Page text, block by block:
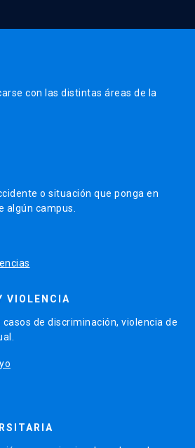
con las distintas áreas de la
o situación que ponga en
algún campus.
VIOLENCIA
de discriminación, violencia de